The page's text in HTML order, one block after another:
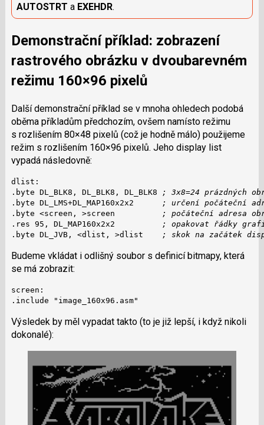
AUTOSTRT a EXEHDR.
Demonstrační příklad: zobrazení
rastrového obrázku v dvoubarevném
režimu 160×96 pixelů
Další demonstrační příklad se v mnoha ohledech podobá
oběma příkladům předchozím, ovšem namísto režimu
s rozlišením 80×48 pixelů (což je hodně málo) použijeme
režim s rozlišením 160×96 pixelů. Jeho display list
vypadá následovně:
dlist:
.byte DL_BLK8, DL_BLK8, DL_BLK8
; 3x8=24 prázdných
.byte DL_LMS+DL_MAP160x2x2
; určení počáteční
.byte <screen, >screen
; počáteční adresa
.res 95, DL_MAP160x2x2
; opakovat řádky
.byte DL_JVB, <dlist, >dlist
; skok na začátek
Budeme vkládat i odlišný soubor s definicí bitmapy, která
se má zobrazit:
screen:
.include "image_160x96.asm"
Výsledek by měl vypadat takto (to je již lepší, i když nikoli
dokonalé):